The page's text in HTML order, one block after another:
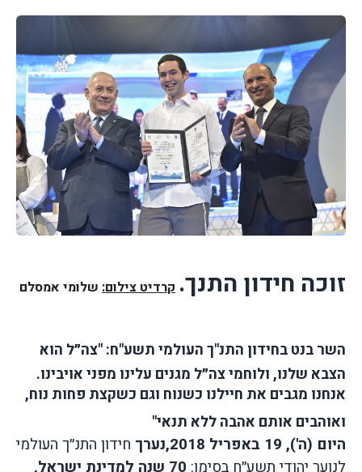
זוכה חידון התנך. קרדיט צילום: שלומי אמסלם
השר בנט בחידון התנ"ך העולמי תשע"ח:"צה״ל הוא
הצבא שלנו, ולוחמי צה״ל מגנים עלינו מפני אויבינו.
אנחנו מגבים את חיילנו כשנוח וגם כשקצת פחות נוח,
ואוהבים אותם אהבה ללא תנאי"
היום (ה'), 19 באפריל 2018,נערך
חידון התנ״ך העולמי
לנוער יהודי תשע״ח בסימן:
70 שנה למדינת ישראל,